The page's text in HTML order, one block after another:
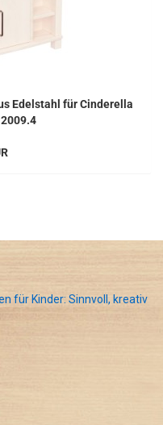
Edelstahl für Cinderella
für Kinder: Sinnvoll, kreativ